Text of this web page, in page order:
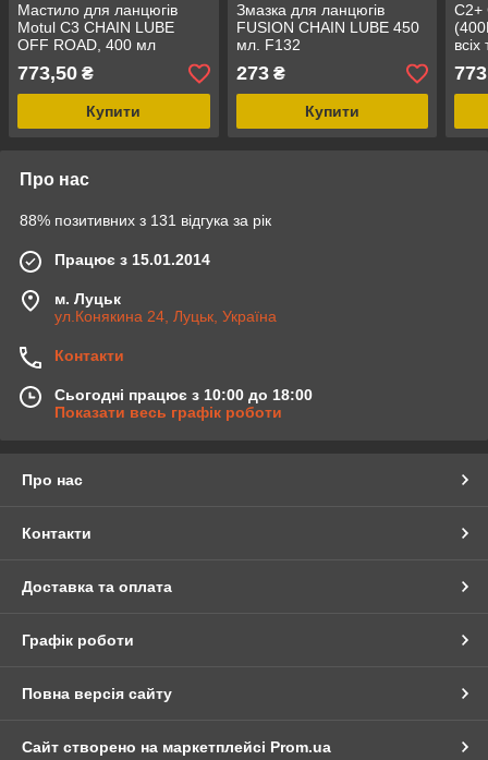
Мастило для ланцюгів
Motul C3 CHAIN LUBE
OFF ROAD, 400 мл
773,50 ₴
Купити
Змазка для ланцюгів
FUSION CHAIN LUBE 450
мл. F132
273₴
Купити
C2+
всіх
Про нас
88% позитивних з 131 відгука за рік
Працює з 15.01.2014
м. Луцьк
ул.Конякина 24, Луцьк, Україна
Контакти
Сьогодні працює з 10:00 до 18:00
Показати весь графік роботи
Про нас
Контакти
Доставка та оплата
Графік роботи
Повна версія сайту
Сайт створено на маркетплейсі Prom.ua